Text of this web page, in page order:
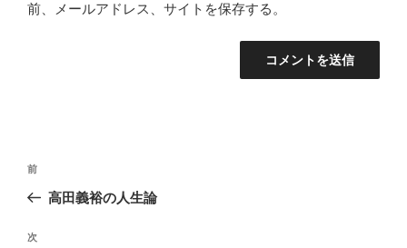
前、メールアドレス、サイトを保存する。
投
ビ
過
去
投
前
高田義裕の人生論
次
次